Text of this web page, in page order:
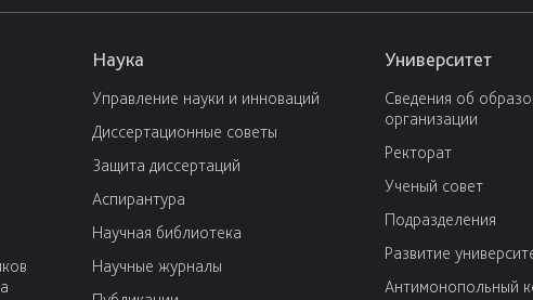
Наука
Управление науки и инноваций
Диссертационные советы
Защита диссертаций
Аспирантура
Научная библиотека
Научные журналы
Университет
Сведения об
организации
Ректорат
Ученый совет
Подразделения
Развитие
Антимонопольный